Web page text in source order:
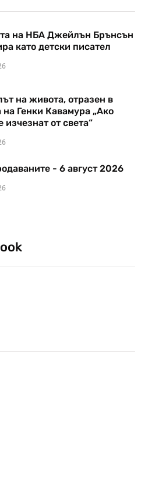
на НБА Джейлън Брънсън
като детски писател
на живота, отразен в
на Генки Кавамура „Ако
изчезнат от света“
- 6 август 2026